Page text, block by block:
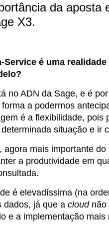
da aposta
X3.
Service é uma
no ADN da Sage, e é
a podermos
é a flexibilidade,
situação e ir
agora mais importante
a produtividade em
é elevadíssima (na
dados, já que acloudnão
e a implementação